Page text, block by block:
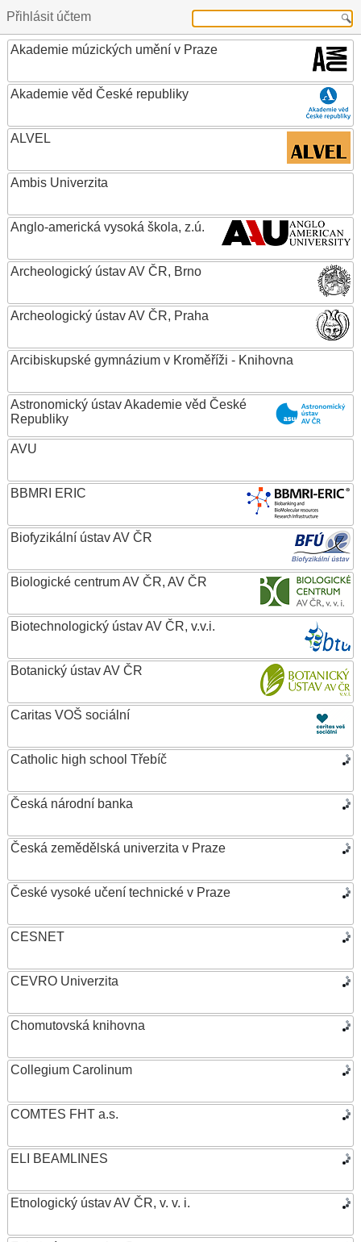
Přihlásit účtem
Akademie múzických umění v Praze
Akademie věd České republiky
ALVEL
Ambis Univerzita
Anglo-americká vysoká škola, z.ú.
Archeologický ústav AV ČR, Brno
Archeologický ústav AV ČR, Praha
Arcibiskupské gymnázium v Kroměříži - Knihovna
Astronomický ústav Akademie věd České
Republiky
AVU
BBMRI ERIC
Biofyzikální ústav AV ČR
Biologické centrum AV ČR, AV ČR
Biotechnologický ústav AV ČR, v.v.i.
Botanický ústav AV ČR
Caritas VOŠ sociální
Catholic high school Třebíč
Česká národní banka
Česká zemědělská univerzita v Praze
České vysoké učení technické v Praze
CESNET
CEVRO Univerzita
Chomutovská knihovna
Collegium Carolinum
COMTES FHT a.s.
ELI BEAMLINES
Etnologický ústav AV ČR, v. v. i.